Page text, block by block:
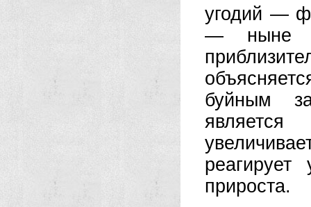
угодий —
— ныне
буйным
реагирует
прироста.